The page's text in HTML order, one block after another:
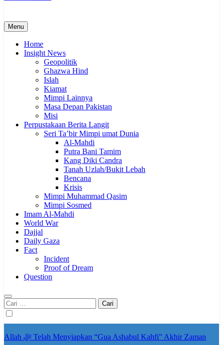
Menu
Home
Insight News
Geopolitik
Ghazwa Hind
Islah
Kiamat
Mimpi Lainnya
Masa Depan Pakistan
Misi
Perpustakaan Berita Langit
Seri Ta’bir Mimpi umat Dunia
Al-Mahdi
Putra Bani Tamim
Kang Diki Candra
Tanah Uzlah/Bukit Lebah
Bencana
Krisis
Mimpi Muhammad Qasim
Mimpi Sosmed
Imam Al-Mahdi
World War
Dajjal
Daily Gaza
Fact
Incident
Proof of Dream
Question
Cari
untuk:
Allah ﷻ Telah Menyiapkan “Gua Ashabul Kahfi” Akhir Zaman